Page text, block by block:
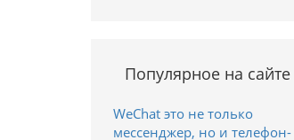
Популярное на сайте
WeChat это не только
мессенджер, но и телефон-